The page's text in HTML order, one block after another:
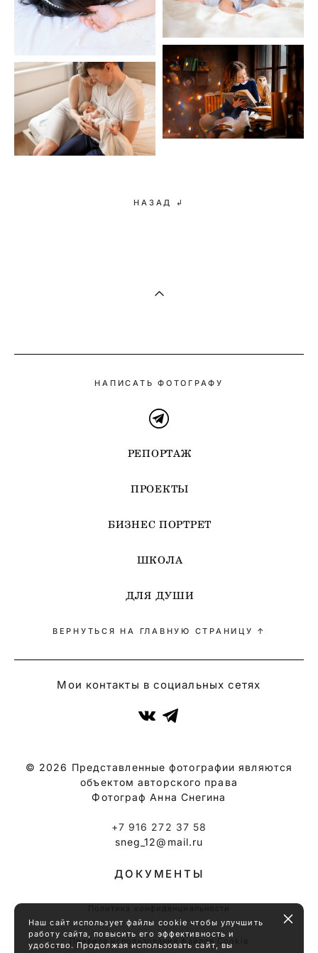
НАЗАД ↲
НАПИСАТЬ ФОТОГРАФУ
РЕПОРТАЖ
ПРОЕКТЫ
БИЗНЕС ПОРТРЕТ
ШКОЛА
ДЛЯ ДУШИ
ВЕРНУТЬСЯ НА ГЛАВНУЮ СТРАНИЦУ ↑
Мои контакты в социальных сетях
© 2026 Представленные фотографии являются
объектом авторского права
Фотограф Анна Снегина
+7 916 272 37 58
sneg_12@mail.ru
ДОКУМЕНТЫ
Правила использования файлов Cookie
Наш сайт использует файлы cookie чтобы улучшить
работу сайта, повысить его эффективность и
удобство. Продолжая использовать сайт, вы